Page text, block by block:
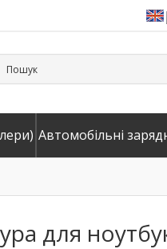
Автомобільні
для